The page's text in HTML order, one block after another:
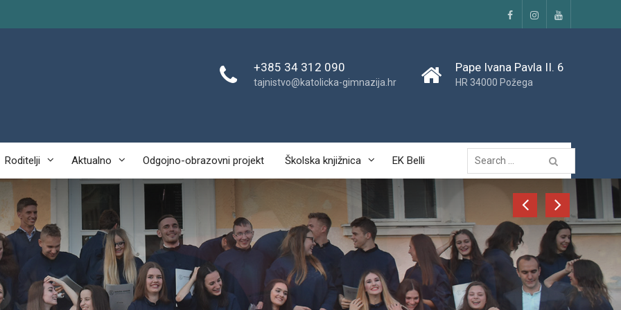
FacebookInstagramYouTube
+385 34 312 090
tajnistvo@katolicka-gimnazija.hr
Pape Ivana Pavla II. 6
HR 34000 Požega
Roditelji Aktualno Odgojno-obrazovni projekt Školska knjižnica EK Belli
Traži...